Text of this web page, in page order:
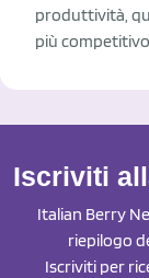
produttività,
più
Iscriviti
Italian Berry
riepilogo
Iscriviti per